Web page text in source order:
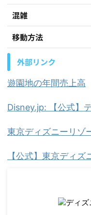
混雑
移動方法
外部リンク
遊園地の年間売上高
Disney.jp: 【公式】
東京ディズニーリゾ
【公式】東京ディズ